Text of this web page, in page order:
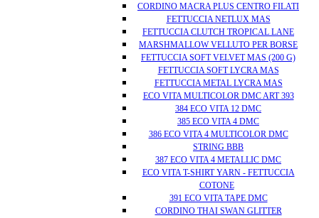
CORDINO MACRA PLUS CENTRO FILATI
FETTUCCIA NETLUX MAS
FETTUCCIA CLUTCH TROPICAL LANE
MARSHMALLOW VELLUTO PER BORSE
FETTUCCIA SOFT VELVET MAS (200 G)
FETTUCCIA SOFT LYCRA MAS
FETTUCCIA METAL LYCRA MAS
ECO VITA MULTICOLOR DMC ART 393
384 ECO VITA 12 DMC
385 ECO VITA 4 DMC
386 ECO VITA 4 MULTICOLOR DMC
STRING BBB
387 ECO VITA 4 METALLIC DMC
ECO VITA T-SHIRT YARN - FETTUCCIA
COTONE
391 ECO VITA TAPE DMC
CORDINO THAI SWAN GLITTER